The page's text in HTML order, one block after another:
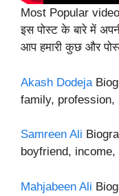
Most Popular
इस पोस्ट के बारे में
आप हमारी कुछ और
Akash Dodeja
family, profession,
Samreen Ali
boyfriend,
Mahjabeen Ali